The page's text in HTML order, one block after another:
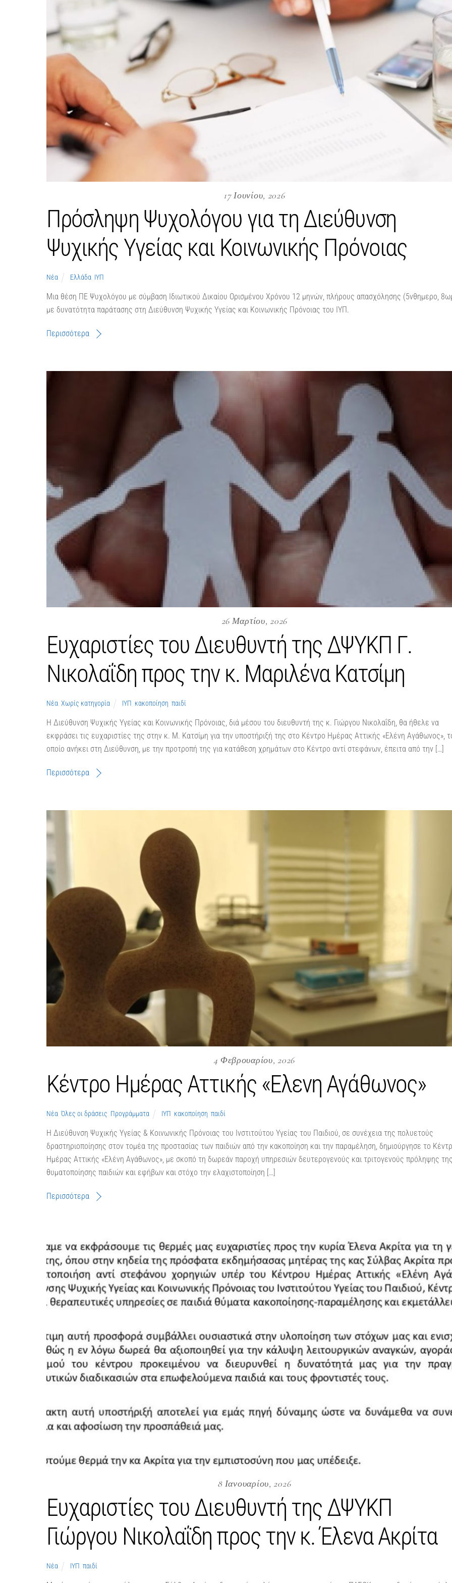
17 Ιουνίου, 2026
Πρόσληψη Ψυχολόγου για τη Διεύθυνση
Ψυχικής Υγείας και Κοινωνικής Πρόνοιας
Νέα Ελλάδα ΙΥΠ
Μια θέση ΠΕ Ψυχολόγου με σύμβαση Ιδιωτικού Δικαίου Ορισμένου Χρόνου 12 μηνών, πλήρους απασχόλησης (5νθημερο,
με δυνατότητα παράτασης στη Διεύθυνση Ψυχικής Υγείας και Κοινωνικής Πρόνοιας του ΙΥΠ.
Περισσότερα
26 Μαρτίου, 2026
Ευχαριστίες του Διευθυντή της ΔΨΥΚΠ Γ.
Νικολαΐδη προς την κ. Μαριλένα Κατσίμη
Νέα Χωρίς κατηγορία ΙΥΠ κακοποίηση ,παιδί
Η Διεύθυνση Ψυχικής Υγείας και Κοινωνικής Πρόνοιας, διά μέσου του διευθυντή της κ. Γιώργου Νικολαΐδη, θα ήθελε να
εκφράσει τις ευχαριστίες της στην κ. Μ. Κατσίμη για την υποστήριξή της στο Κέντρο Ημέρας Αττικής «Ελένη Αγάθωνος»,
οποίο ανήκει στη Διεύθυνση, με την προτροπή της για κατάθεση χρημάτων στο Κέντρο αντί στεφάνων, έπειτα από την […]
Περισσότερα
4 Φεβρουαρίου, 2026
Κέντρο Ημέρας Αττικής «Ελενη Αγάθωνος»
Νέα Όλες οι δράσεις Προγράμματα ΙΥΠ κακοποίηση ,παιδί
Η Διεύθυνση Ψυχικής Υγείας & Κοινωνικής Πρόνοιας του Ινστιτούτου Υγείας του Παιδιού, σε συνέχεια της πολυετούς
δραστηριοποίησης στον τομέα της προστασίας των παιδιών από την κακοποίηση και την παραμέληση, δημιούργησε το
Ημέρας Αττικής «Ελένη Αγάθωνος», με σκοπό τη δωρεάν παροχή υπηρεσιών δευτερογενούς και τριτογενούς πρόληψης
θυματοποίησης παιδιών και εφήβων και στόχο την ελαχιστοποίηση […]
Περισσότερα
8 Ιανουαρίου, 2026
Ευχαριστίες του Διευθυντή της ΔΨΥΚΠ
Γιώργου Νικολαΐδη προς την κ. Έλενα Ακρίτα
Νέα ΙΥΠ ,παιδί